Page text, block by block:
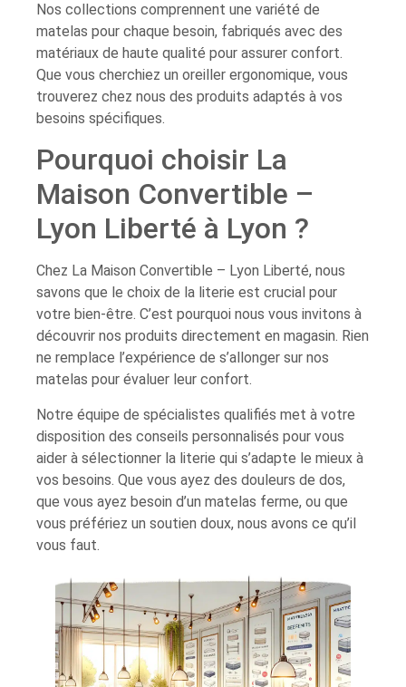
Nos collections comprennent une variété de
matelas pour chaque besoin, fabriqués avec des
matériaux de haute qualité pour assurer confort.
Que vous cherchiez un oreiller ergonomique, vous
trouverez chez nous des produits adaptés à vos
besoins spécifiques.
Pourquoi choisir La
Maison Convertible –
Lyon Liberté à Lyon ?
Chez La Maison Convertible – Lyon Liberté, nous
savons que le choix de la literie est crucial pour
votre bien-être. C’est pourquoi nous vous invitons à
découvrir nos produits directement en magasin. Rien
ne remplace l’expérience de s’allonger sur nos
matelas pour évaluer leur confort.
Notre équipe de spécialistes qualifiés met à votre
disposition des conseils personnalisés pour vous
aider à sélectionner la literie qui s’adapte le mieux à
vos besoins. Que vous ayez des douleurs de dos,
que vous ayez besoin d’un matelas ferme, ou que
vous préfériez un soutien doux, nous avons ce qu’il
vous faut.